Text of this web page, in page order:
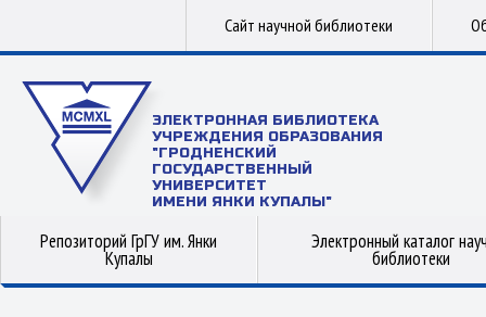
Сайт научной библиотеки
ЭЛЕКТРОННАЯ БИБЛИОТЕКА
УЧРЕЖДЕНИЯ ОБРАЗОВАНИЯ
"ГРОДНЕНСКИЙ
ГОСУДАРСТВЕННЫЙ
УНИВЕРСИТЕТ
ИМЕНИ ЯНКИ КУПАЛЫ"
Репозиторий ГрГУ им. Янки
Купалы
Электронный каталог
библиотеки